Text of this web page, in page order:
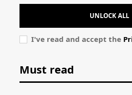
UNLOCK ALL
I've read and accept the
Must read